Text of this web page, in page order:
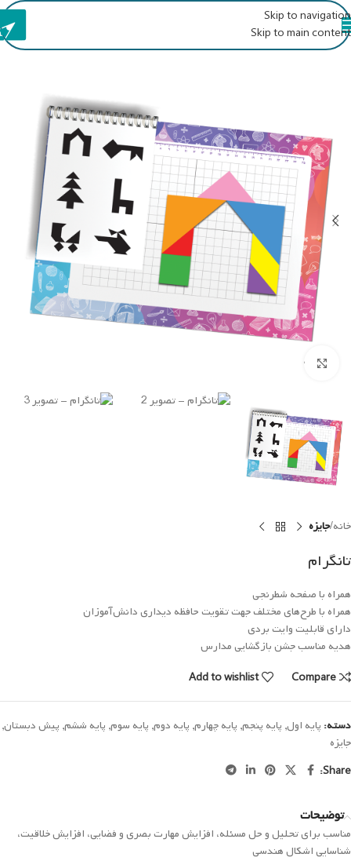
Skip to navigation
Skip to main content
Click to enlarge
خانه جایزه
تانگرام
همراه با صفحه‌ شطرنجی
همراه با طرح‌های مختلف جهت تقویت حافظه دیداری دانش‌آموزان
دارای قابلیت وایت بردی
هدیه مناسب جشن بازگشایی مدارس
Compare
Add to wishlist
دسته: پایه اول, پایه پنجم, پایه چهارم, پایه دوم, پایه سوم, پایه ششم, پیش دبستان,
جایزه
Share:
توضیحات
مناسب برای تحلیل و حل مسئله، افزایش مهارت بصری و فضایی، افزایش خلاقیت،
شناسایی اشکال هندسی